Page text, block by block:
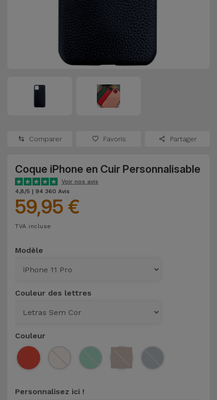
Oppo
OnePlus
Dyson
TCL
Marques
tout
Reconditionnés
Reconditionnées
Voir
tout
Protections
Batteries
et
Enceintes
Montres
Connectées
et
Chaînes
Téléphone
Gadgets
et
Maison
Portefeuilles,
Comparer Favoris Partager
Coque iPhone en Cuir Personnalisable
Voir nos avis
4,8/5 | 94 360 Avis
59,95 €
TVA incluse
Modèle
Couleur des lettres
Couleur
Personnalisez ici !